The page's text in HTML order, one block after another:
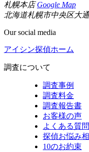
札幌本店Google Map
北海道札幌市中央区大
Our social media
アイシン探偵ホーム
調査について
調査事例
調査料金
調査報告書
お客様の声
よくある質問
探偵お悩み
10のお約束